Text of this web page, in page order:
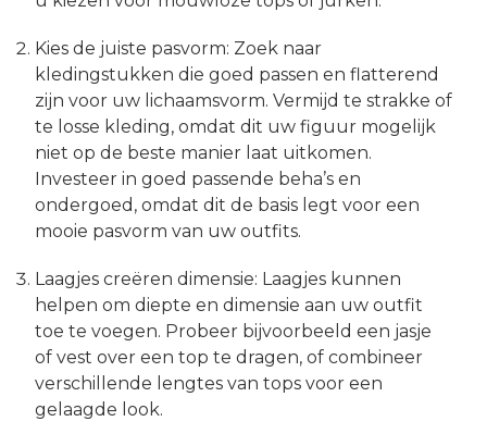
Kies de juiste pasvorm: Zoek naar
kledingstukken die goed passen en flatterend
zijn voor uw lichaamsvorm. Vermijd te strakke of
te losse kleding, omdat dit uw figuur mogelijk
niet op de beste manier laat uitkomen.
Investeer in goed passende beha’s en
ondergoed, omdat dit de basis legt voor een
mooie pasvorm van uw outfits.
Laagjes creëren dimensie: Laagjes kunnen
helpen om diepte en dimensie aan uw outfit
toe te voegen. Probeer bijvoorbeeld een jasje
of vest over een top te dragen, of combineer
verschillende lengtes van tops voor een
gelaagde look.